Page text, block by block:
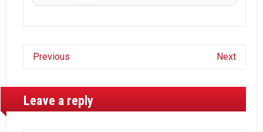
Previous Next
Leave a reply